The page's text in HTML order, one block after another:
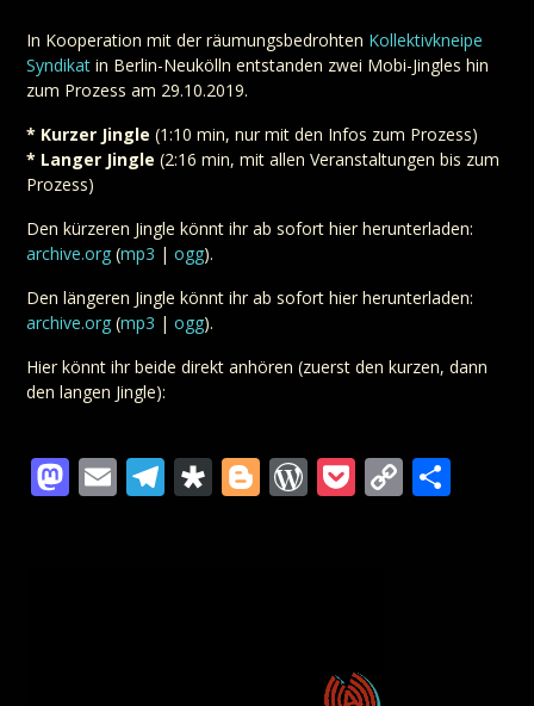
In Kooperation mit der räumungsbedrohten Kollektivkneipe
Syndikat in Berlin-Neukölln entstanden zwei Mobi-Jingles hin
zum Prozess am 29.10.2019.
* Kurzer Jingle (1:10 min, nur mit den Infos zum Prozess)
* Langer Jingle (2:16 min, mit allen Veranstaltungen bis zum
Prozess)
Den kürzeren Jingle könnt ihr ab sofort hier herunterladen:
archive.org (mp3 |ogg).
Den längeren Jingle könnt ihr ab sofort hier herunterladen:
archive.org (mp3 |ogg).
Hier könnt ihr beide direkt anhören (zuerst den kurzen, dann
den langen Jingle):
Mastodon
EmailTelegram
Diaspora
Blogger
WordPress
Pocket
Copy
Link